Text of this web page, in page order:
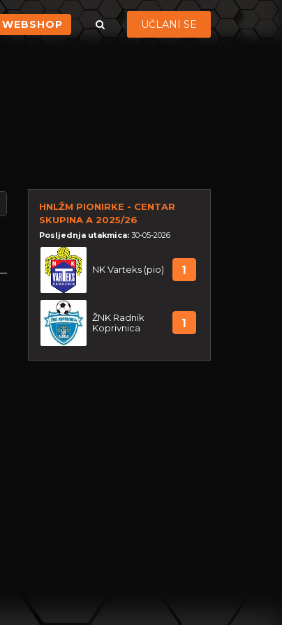
WEBSHOP UČLANI SE
HNLŽM PIONIRKE - CENTAR
SKUPINA A 2025/26
Posljednja utakmica: 30-05-2026
NK Varteks (pio) 1
ŽNK Radnik
Koprivnica
1